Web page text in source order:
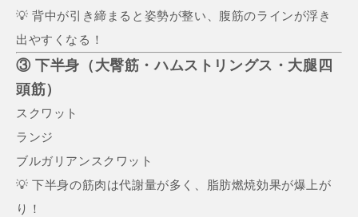
💡 背中が引き締まると姿勢が整い、腹筋のラインが浮き
出やすくなる！
③ 下半身（大臀筋・ハムストリングス・大腿四
頭筋）
スクワット
ランジ
ブルガリアンスクワット
💡 下半身の筋肉は代謝量が多く、脂肪燃焼効果が爆上が
り！